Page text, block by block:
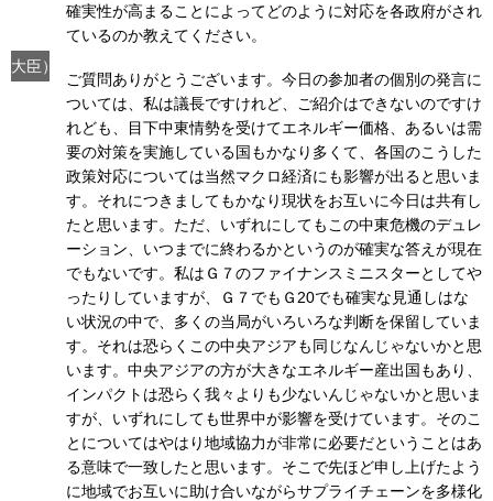
確実性が高まることによってどのように対応を各政府がされ
ているのか教えてください。
大臣）
ご質問ありがとうございます。今日の参加者の個別の発言に
ついては、私は議長ですけれど、ご紹介はできないのですけ
れども、目下中東情勢を受けてエネルギー価格、あるいは需
要の対策を実施している国もかなり多くて、各国のこうした
政策対応については当然マクロ経済にも影響が出ると思いま
す。それにつきましてもかなり現状をお互いに今日は共有し
たと思います。ただ、いずれにしてもこの中東危機のデュレ
ーション、いつまでに終わるかというのが確実な答えが現在
でもないです。私はＧ７のファイナンスミニスターとしてや
ったりしていますが、Ｇ７でもＧ20でも確実な見通しはな
い状況の中で、多くの当局がいろいろな判断を保留していま
す。それは恐らくこの中央アジアも同じなんじゃないかと思
います。中央アジアの方が大きなエネルギー産出国もあり、
インパクトは恐らく我々よりも少ないんじゃないかと思いま
すが、いずれにしても世界中が影響を受けています。そのこ
とについてはやはり地域協力が非常に必要だということはあ
る意味で一致したと思います。そこで先ほど申し上げたよう
に地域でお互いに助け合いながらサプライチェーンを多様化